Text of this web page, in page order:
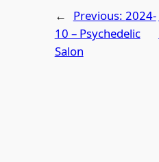
← Previous: 2024-
10 – Psychedelic
Salon